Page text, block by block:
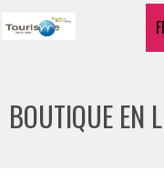
BOUTIQUE EN